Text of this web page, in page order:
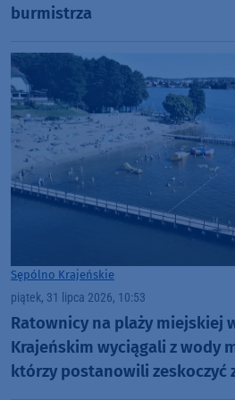
burmistrza
Sępólno Krajeńskie
piątek, 31 lipca 2026, 10:53
Ratownicy na plaży miejskiej
Krajeńskim wyciągali z wody
którzy postanowili zeskoczyć